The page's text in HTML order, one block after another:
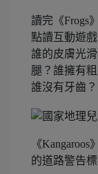
讀完《Frogs
點讀互動遊
誰的皮膚光
腿？誰擁有
誰沒有牙齒？
《
的道路警告